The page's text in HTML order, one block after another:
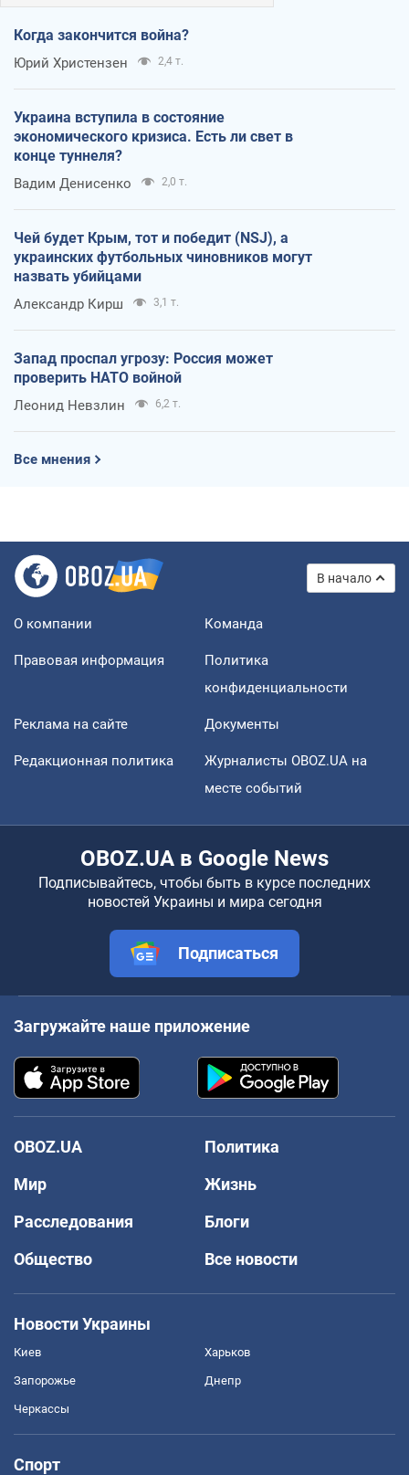
Когда закончится война?
Юрий Христензен 2,4 т.
Украина вступила в состояние
экономического кризиса. Есть ли свет в
конце туннеля?
Вадим Денисенко 2,0 т.
Чей будет Крым, тот и победит (NSJ), а
украинских футбольных чиновников могут
назвать убийцами
Александр Кирш 3,1 т.
Запад проспал угрозу: Россия может
проверить НАТО войной
Леонид Невзлин 6,2 т.
Все мнения
В начало
О компании Команда
Правовая информация
Политика
конфиденциальности
Реклама на сайте Документы
Редакционная политика
Журналисты OBOZ.UA на
месте событий
OBOZ.UA в Google News
Подписывайтесь, чтобы быть в курсе последних
новостей Украины и мира сегодня
Подписаться
Загружайте наше приложение
OBOZ.UA
Политика
Мир
Жизнь
Расследования
Блоги
Общество
Все новости
Новости Украины
Киев Харьков
Запорожье Днепр
Черкассы
Спорт